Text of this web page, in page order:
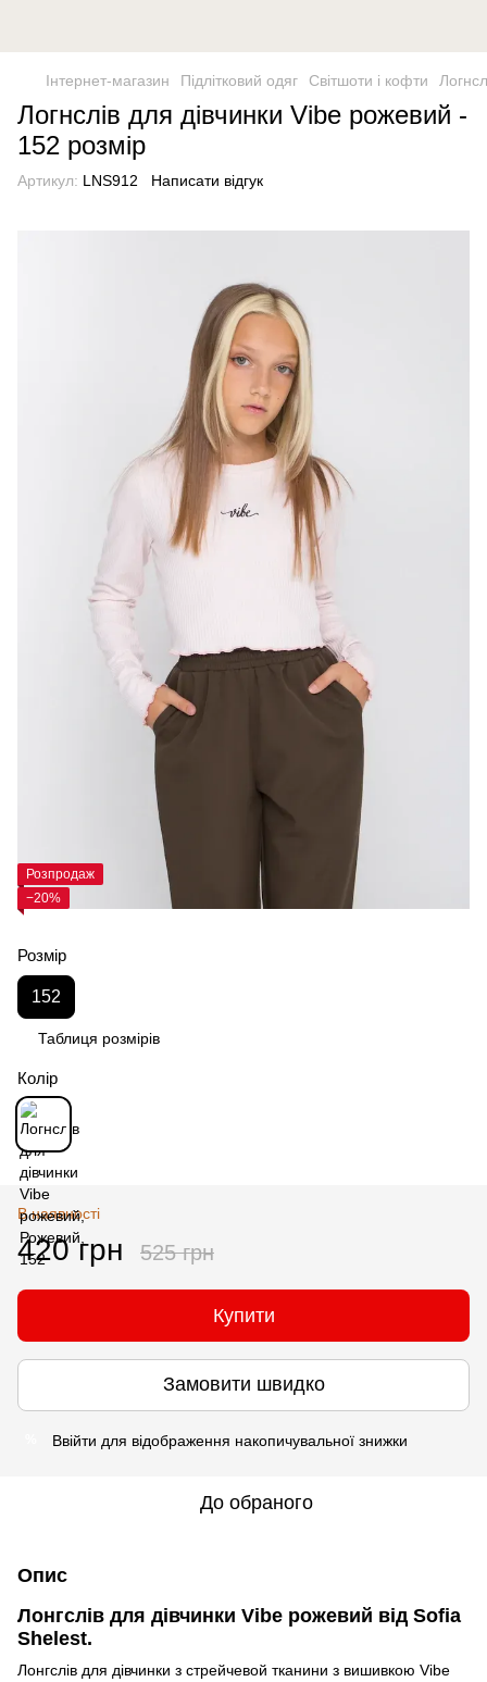
Інтернет-магазин Підлітковий одяг Світшоти і кофти
Логнслів для дівчинки Vibe рожевий -
152 розмір
Артикул: LNS912 Написати відгук
Розпродаж
−20%
Розмір
152
Таблиця розмірів
Колір
В наявності
420 грн 525 грн
Купити
Замовити швидко
Ввійти для відображення накопичувальної знижки
До обраного
Опис
Лонгслів для дівчинки Vibe рожевий від Sofia
Shelest.
Лонгслів для дівчинки з стрейчевой тканини з вишивкою Vibe